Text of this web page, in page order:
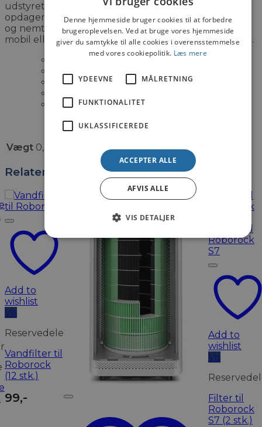
udstyret med følsomme bevægelsessensor som
opdager bevægelse fra mennesker. Du kan smidigt
og nemt afspille optaget videoindspildninger på din
mobil eller tablet og øge hastigheden op til 16 gange.
Nattesyn
Talk back-funktion
Vægt 0,2 kg
Relaterede varer
Add to
wishlist
Vis
Reservedele
Vandfilter til
Roborock
(12 stk.)
99,-
Add to
wishlist
Vis
Filter til
Roborock
S7 (2 stk.)
Denne hjemmeside bruger cookies til at forbedre
brugeroplevelsen. Ved at bruge vores hjemmeside
giver du samtykke til alle cookies i overensstemmelse
med vores cookiepolitik. Læs mere
YDEEVNE MÅLRETNING
FUNKTIONALITET
UKLASSIFICEREDE
ACCEPTER ALLE
AFVIS ALLE
VIS DETALJER